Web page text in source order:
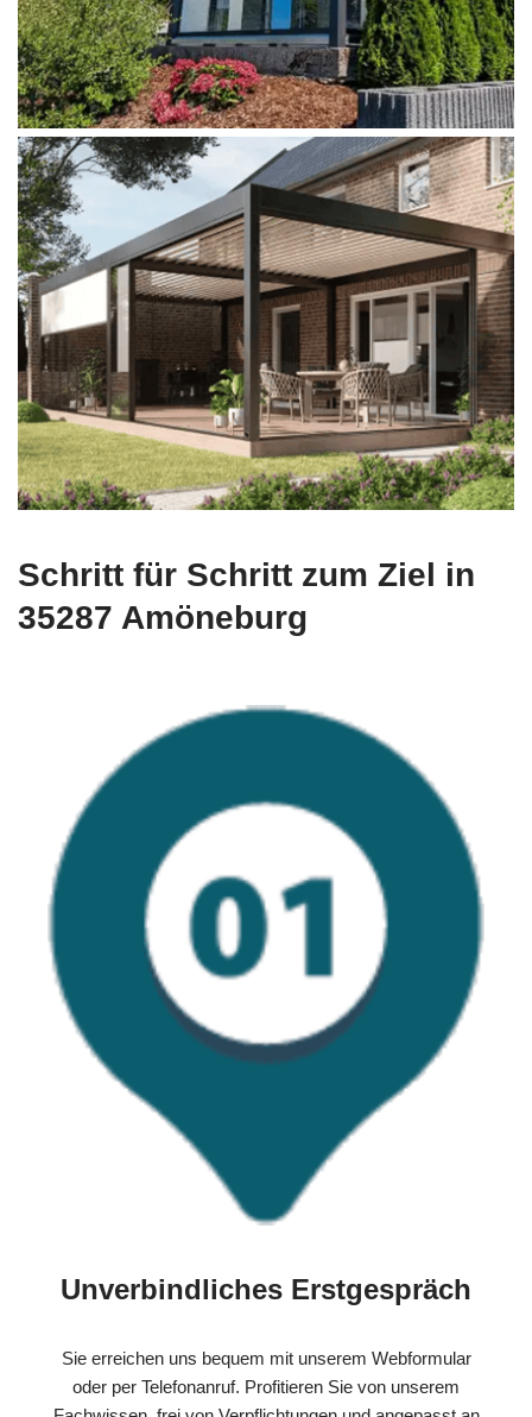
Schritt für Schritt zum Ziel in
35287 Amöneburg
Unverbindliches Erstgespräch
Sie erreichen uns bequem mit unserem Webformular
oder per Telefonanruf. Profitieren Sie von unserem